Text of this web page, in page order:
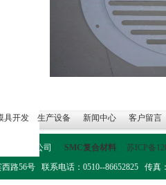
具开发 生产设备 新闻中心 客户留言
材料有限公司 SMC复合材料
苏ICP备
路56号 联系电话：0510--86652825 传真